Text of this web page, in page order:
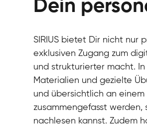
Dein
SIRIUS bietet Dir nicht nur
exklusiven Zugang zum
und strukturierter macht.
Materialien und gezielte
und übersichtlich an
zusammengefasst werden,
nachlesen kannst. Zudem